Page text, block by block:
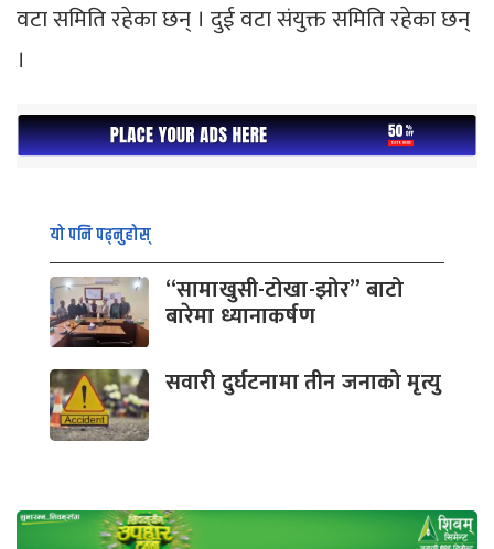
वटा समिति रहेका छन् । दुई वटा संयुक्त समिति रहेका छन्
।
यो पनि पढ्नुहोस्
“सामाखुसी-टोखा-झोर” बाटो
बारेमा ध्यानाकर्षण
सवारी दुर्घटनामा तीन जनाको मृत्यु